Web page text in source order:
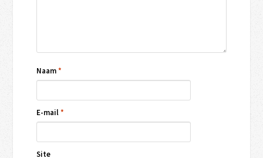
Naam*
E-mail*
Site